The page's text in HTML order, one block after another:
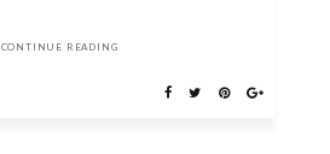
CONTINUE READING